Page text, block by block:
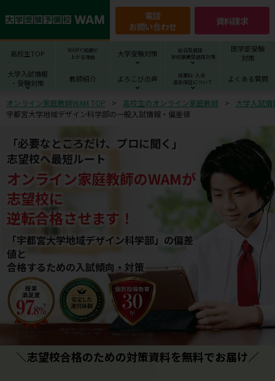
電話
お問い合わせ
資料請求
高校生TOP
WAMで成績が
上がる理由
大学受験対策
総合型選抜・
学校推薦型選抜対策
医学部受験
対策
大学入試情報
・受験対策
教師紹介 よろこびの声
授業料･入会･
返金保証について
よくある質問
オンライン家庭教師WAM TOP 高校生のオンライン家庭教師
大学入試
宇都宮大学地域デザイン科学部の一般入試情報・偏差値
「必要なところだけ、プロに聞く」
志望校へ最短ルート
オンライン家庭教師のWAMが
志望校に
逆転合格させます！
「宇都宮大学地域デザイン科学部」の偏差
値と
合格するための⼊試傾向・対策
＼志望校合格のための対策資料を無料でお届け／